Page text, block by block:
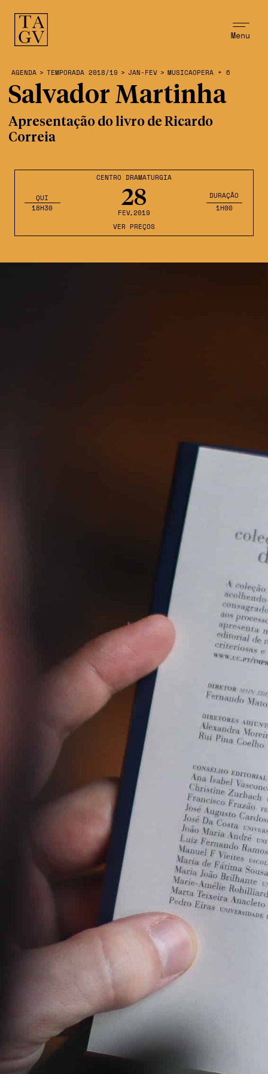
Menu
CENTRO DRAMATURGIA
28
FEV,2019
QUI
18H30
DURAÇÃO
1H00
VER PREÇOS
AGENDA > TEMPORADA 2018/19 > JAN-FEV > MUSICAOPERA + 6
Salvador Martinha
Apresentação do livro de Ricardo
Correia